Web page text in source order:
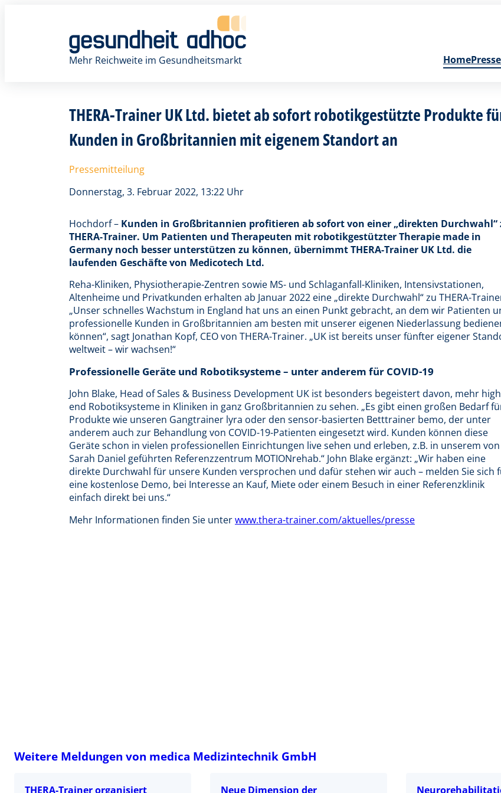
Mehr Reichweite im Gesundheitsmarkt
Home
THERA-Trainer UK Ltd. bietet ab sofort robotikgestützte Produkte
Kunden in Großbritannien mit eigenem Standort an
Pressemitteilung
Donnerstag, 3. Februar 2022, 13:22 Uhr
Hochdorf – Kunden in Großbritannien profitieren ab sofort von einer „direkten Durchwahl“
THERA-Trainer. Um Patienten und Therapeuten mit robotikgestützter Therapie made in
Germany noch besser unterstützen zu können, übernimmt THERA-Trainer UK Ltd. die
laufenden Geschäfte von Medicotech Ltd.
Reha-Kliniken, Physiotherapie-Zentren sowie MS- und Schlaganfall-Kliniken, Intensivstationen,
Altenheime und Privatkunden erhalten ab Januar 2022 eine „direkte Durchwahl“ zu THERA-
„Unser schnelles Wachstum in England hat uns an einen Punkt gebracht, an dem wir Patienten
professionelle Kunden in Großbritannien am besten mit unserer eigenen Niederlassung
können“, sagt Jonathan Kopf, CEO von THERA-Trainer. „UK ist bereits unser fünfter eigener
weltweit – wir wachsen!“
Professionelle Geräte und Robotiksysteme – unter anderem für COVID-19
John Blake, Head of Sales & Business Development UK ist besonders begeistert davon, mehr
end Robotiksysteme in Kliniken in ganz Großbritannien zu sehen. „Es gibt einen großen Bedarf
Produkte wie unseren Gangtrainer lyra oder den sensor-basierten Betttrainer bemo, der unter
anderem auch zur Behandlung von COVID-19-Patienten eingesetzt wird. Kunden können diese
Geräte schon in vielen professionellen Einrichtungen live sehen und erleben, z.B. in unserem von
Sarah Daniel geführten Referenzzentrum MOTIONrehab.“ John Blake ergänzt: „Wir haben eine
direkte Durchwahl für unsere Kunden versprochen und dafür stehen wir auch – melden Sie sich
eine kostenlose Demo, bei Interesse an Kauf, Miete oder einem Besuch in einer Referenzklinik
einfach direkt bei uns.“
Mehr Informationen finden Sie unterwww.thera-trainer.com/aktuelles/presse
Weitere Meldungen von medica Medizintechnik GmbH
THERA-Trainer organisiert Neue Dimension der